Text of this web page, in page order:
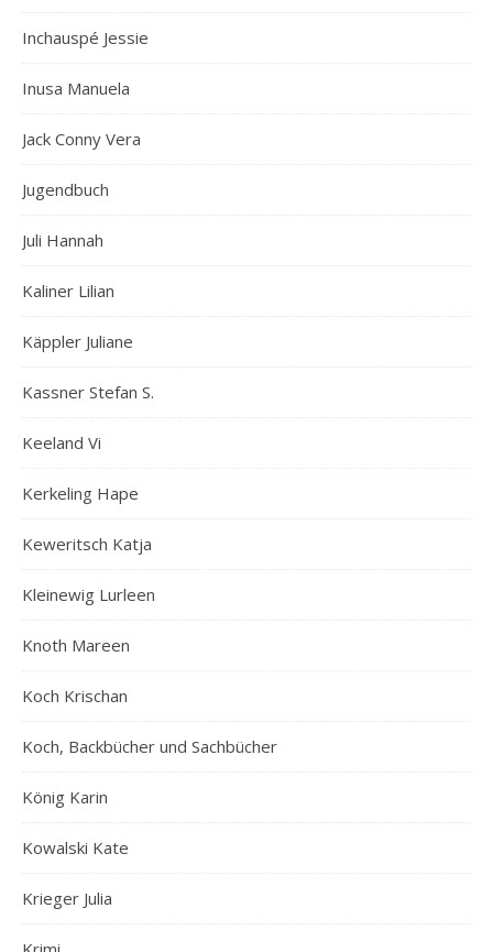
Inchauspé Jessie
Inusa Manuela
Jack Conny Vera
Jugendbuch
Juli Hannah
Kaliner Lilian
Käppler Juliane
Kassner Stefan S.
Keeland Vi
Kerkeling Hape
Keweritsch Katja
Kleinewig Lurleen
Knoth Mareen
Koch Krischan
Koch, Backbücher und Sachbücher
König Karin
Kowalski Kate
Krieger Julia